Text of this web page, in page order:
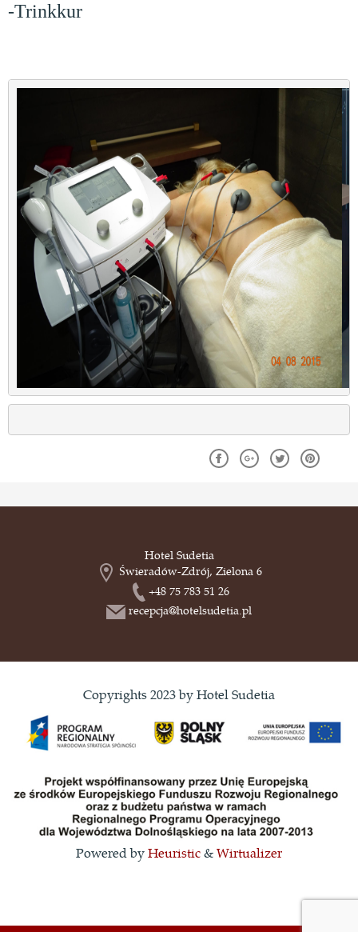
-Trinkkur
Hotel Sudetia
Świeradów-Zdrój, Zielona 6
+48 75 783 51 26
recepcja@hotelsudetia.pl
Copyrights 2023 by Hotel Sudetia
Powered byHeuristic&Wirtualizer